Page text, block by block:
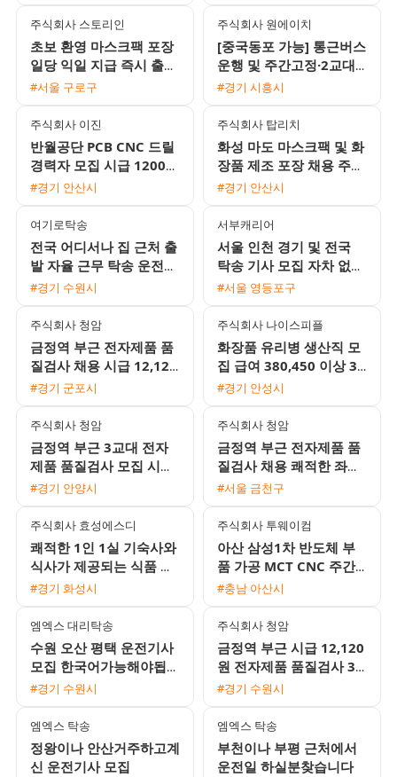
주식회사 스토리인
초보 환영 마스크팩 포장
일당 익일 지급 즉시 출근
가능
#서울 구로구
주식회사 원에이치
[중국동포 가능] 통근버스
운행 및 주간고정·2교대
맞춤 일자리 채용
#경기 시흥시
주식회사 이진
반월공단 PCB CNC 드릴
경력자 모집 시급 12000
원 및 일 교통비 지원 정
#경기 안산시
주식회사 탑리치
화성 마도 마스크팩 및 화
장품 제조 포장 채용 주5
일 주간고정 잔업없음 통
#경기 안산시
여기로탁송
전국 어디서나 집 근처 출
발 자율 근무 탁송 운전기
사 모집 초보 및 외국인
#경기 수원시
서부캐리어
서울 인천 경기 및 전국
탁송 기사 모집 자차 없이
자유롭게 근무하세요
#서울 영등포구
주식회사 청암
금정역 부근 전자제품 품
질검사 채용 시급 12,120
원 주급 가능 및 좌식근무
#경기 군포시
주식회사 나이스피플
화장품 유리병 생산직 모
집 급여 380,450 이상 3
조2교대 검사 포장 QC 외
#경기 안성시
주식회사 청암
금정역 부근 3교대 전자
제품 품질검사 모집 시급
12,120원 및 주급 가능
#경기 안양시
주식회사 청암
금정역 부근 전자제품 품
질검사 채용 쾌적한 좌식
근무 및 주급 가능
#서울 금천구
주식회사 효성에스디
쾌적한 1인 1실 기숙사와
식사가 제공되는 식품 포
장지 생산 사원 모집
#경기 화성시
주식회사 투웨이컴
아산 삼성1차 반도체 부
품 가공 MCT CNC 주간
및 2교대 모집 무료 기숙
#충남 아산시
엠엑스 대리탁송
수원 오산 평택 운전기사
모집 한국어가능해야됩니
다
#경기 수원시
주식회사 청암
금정역 부근 시급 12,120
원 전자제품 품질검사 3
교대 사원 모집 쾌적한 좌
#경기 수원시
엠엑스 탁송
정왕이나 안산거주하고계
신 운전기사 모집
엠엑스 탁송
부천이나 부평 근처에서
운전일 하실분찾습니다